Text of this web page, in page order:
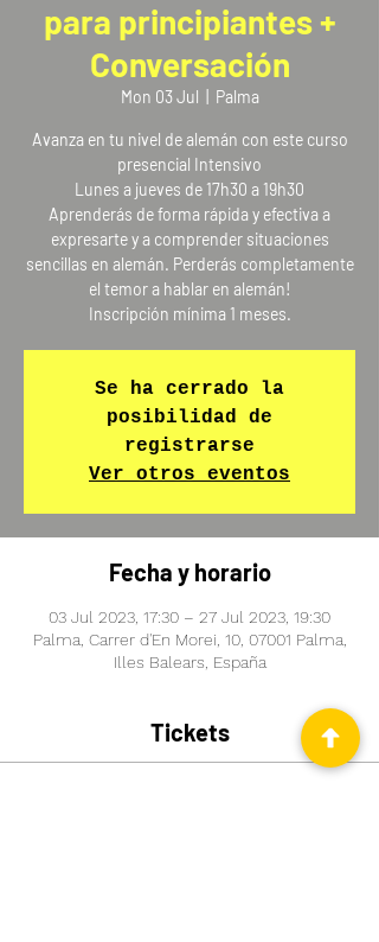
para principiantes +
Conversación
Mon 03 Jul Palma
Avanza en tu nivel de alemán con este curso
presencial Intensivo
Lunes a jueves de 17h30 a 19h30
Aprenderás de forma rápida y efectiva a
expresarte y a comprender situaciones
sencillas en alemán. Perderás completamente
el temor a hablar en alemán!
Inscripción mínima 1 meses.
Se ha cerrado la
posibilidad de
registrarse
Ver otros eventos
Fecha y horario
03 Jul 2023, 17:30 – 27 Jul 2023, 19:30
Palma, Carrer d'En Morei, 10, 07001 Palma,
Illes Balears, España
Tickets